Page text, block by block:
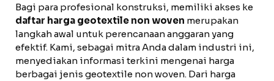
Bagi para profesional konstruksi, memiliki akses ke
daftar harga geotextile non woven merupakan
langkah awal untuk perencanaan anggaran yang
efektif. Kami, sebagai mitra Anda dalam industri ini,
menyediakan informasi terkini mengenai harga
berbagai jenis geotextile non woven. Dari harga